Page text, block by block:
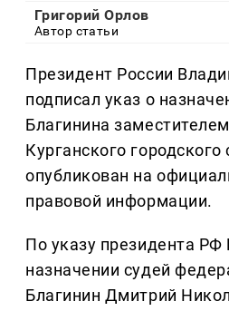
Григорий Орлов
Автор статьи
Президент России
подписал указ о
Благинина
Курганского
опубликован на
правовой информации.
По указу президента
назначении судей
Благинин Дмитрий